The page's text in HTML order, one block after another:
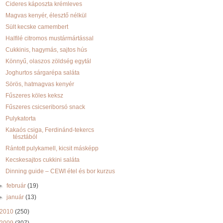
Cideres káposzta krémleves
Magvas kenyér, élesztő nélkül
Sült kecske camembert
Halfilé citromos mustármártással
Cukkinis, hagymás, sajtos hús
Könnyű, olaszos zöldség egytál
Joghurtos sárgarépa saláta
Sörös, hatmagvas kenyér
Fűszeres köles keksz
Fűszeres csicseriborsó snack
Pulykatorta
Kakaós csiga, Ferdinánd-tekercs
tésztából
Rántott pulykamell, kicsit másképp
Kecskesajtos cukkini saláta
Dinning guide – CEWI étel és bor kurzus
február(19)
január(13)
2010 (250)